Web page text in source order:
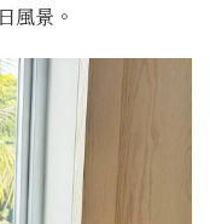
風景。